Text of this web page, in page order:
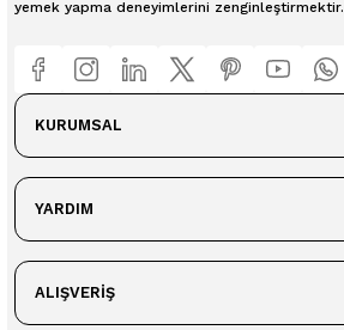
yemek yapma deneyimlerini zenginleştirmektir.
KURUMSAL
YARDIM
ALIŞVERİŞ